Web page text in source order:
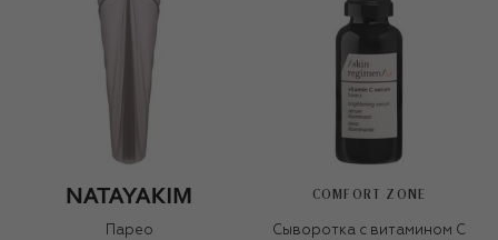
Парео
COMFORT ZONE
Сыворотка с витамином C